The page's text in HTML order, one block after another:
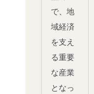
で、地
域経済
を支え
る重要
な産業
となっ